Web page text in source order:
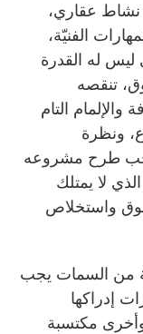
نشاط عقاري،
الفنيّة،
ليس له القدرة
تنقصه
والإلمام التام
ونظرة
يجب طرح مشروعه
لا يمتلك
واستخلاص
من السمات يجب
إدراكها
وأخرى مكتسبة